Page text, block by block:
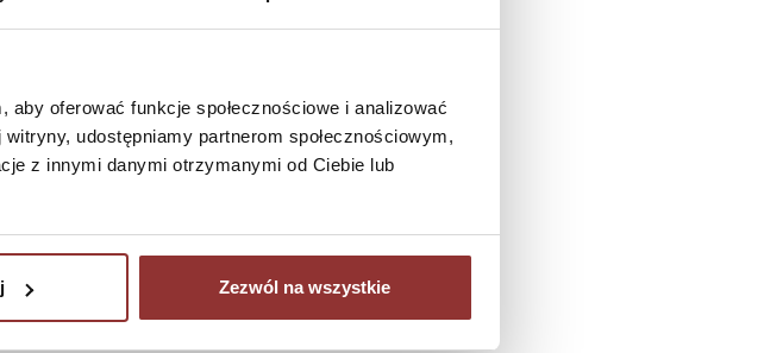
oferować funkcje społecznościowe i analizować
udostępniamy partnerom społecznościowym,
z innymi danymi otrzymanymi od Ciebie lub
Zezwól na wszystkie